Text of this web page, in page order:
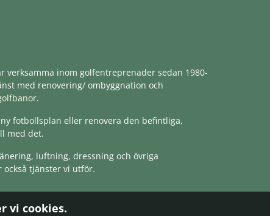
verksamma inom golfentreprenader sedan 1980-
med renovering/ ombyggnation och
.
fotbollsplan eller renovera den befintliga,
med det.
luftning, dressning och övriga
också tjänster vi utför.
vi cookies.